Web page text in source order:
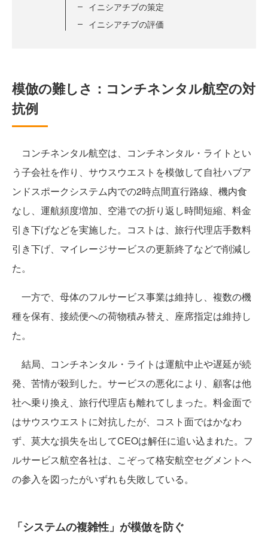
イニシアチブの策定
イニシアチブの評価
模倣の難しさ：コンチネンタル航空の対
抗例
コンチネンタル航空は、コンチネンタル・ライトとい
う子会社を作り、サウスウエストを模倣して自社ハブア
ンドスポークシステム内での2時点間直行路線、機内食
なし、運航頻度増加、空港での折り返し時間短縮、料金
引き下げなどを実施した。コストは、旅行代理店手数料
引き下げ、マイレージサービスの更新終了などで削減し
た。
一方で、母体のフルサービス事業は維持し、複数の機
種を保有、接続便への荷物積み替え、座席指定は維持し
た。
結局、コンチネンタル・ライトは運航中止や遅延が続
発、苦情が殺到した。サービスの悪化により、顧客は他
社へ乗り換え、旅行代理店も離れてしまった。料金面で
はサウスウエストに対抗したが、コスト面ではかなわ
ず、莫大な損失を出してCEOは解任に追い込まれた。フ
ルサービス航空各社は、こぞって格安航空セグメントへ
の参入を図ったがいずれも失敗している。
「システムの複雑性」が模倣を防ぐ